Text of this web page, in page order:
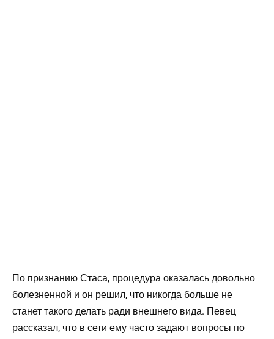
По признанию Стаса, процедура оказалась довольно
болезненной и он решил, что никогда больше не
станет такого делать ради внешнего вида. Певец
рассказал, что в сети ему часто задают вопросы по